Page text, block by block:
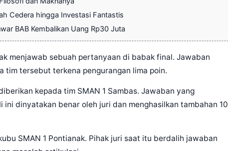
Cedera hingga Investasi Fantastis
BAB Kembalikan Uang Rp30 Juta
menjawab sebuah pertanyaan di babak final. Jawaban
tim tersebut terkena pengurangan lima poin.
kepada tim SMAN 1 Sambas. Jawaban yang
dinyatakan benar oleh juri dan menghasilkan tambahan 10
SMAN 1 Pontianak. Pihak juri saat itu berdalih jawaban